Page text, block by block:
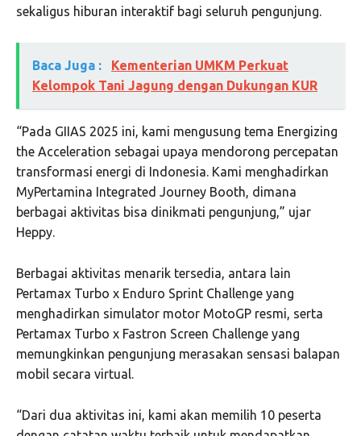
sekaligus hiburan interaktif bagi seluruh pengunjung.
Baca Juga :
Kementerian UMKM Perkuat
Kelompok Tani Jagung dengan Dukungan KUR
“Pada GIIAS 2025 ini, kami mengusung tema Energizing
the Acceleration sebagai upaya mendorong percepatan
transformasi energi di Indonesia. Kami menghadirkan
MyPertamina Integrated Journey Booth, dimana
berbagai aktivitas bisa dinikmati pengunjung,” ujar
Heppy.
Berbagai aktivitas menarik tersedia, antara lain
Pertamax Turbo x Enduro Sprint Challenge yang
menghadirkan simulator motor MotoGP resmi, serta
Pertamax Turbo x Fastron Screen Challenge yang
memungkinkan pengunjung merasakan sensasi balapan
mobil secara virtual.
“Dari dua aktivitas ini, kami akan memilih 10 peserta